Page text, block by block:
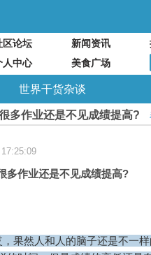
区论坛 新闻资讯
人中心 美食广场
世界干货杂谈
多作业还是不见成绩提高?
多作业还是不见成绩提高?
，果然人和人的脑子还是不一